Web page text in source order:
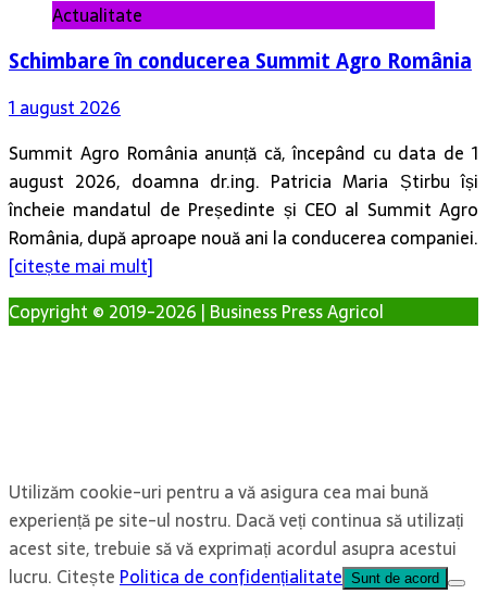
Actualitate
Schimbare în conducerea Summit Agro România
1 august 2026
Summit Agro România anunță că, începând cu data de 1
august 2026, doamna dr.ing. Patricia Maria Știrbu își
încheie mandatul de Președinte și CEO al Summit Agro
România, după aproape nouă ani la conducerea companiei.
[citește mai mult]
Copyright © 2019-2026 | Business Press Agricol
Utilizăm cookie-uri pentru a vă asigura cea mai bună
experiență pe site-ul nostru. Dacă veți continua să utilizați
acest site, trebuie să vă exprimați acordul asupra acestui
lucru. Citește Politica de confidențialitate Sunt de acord